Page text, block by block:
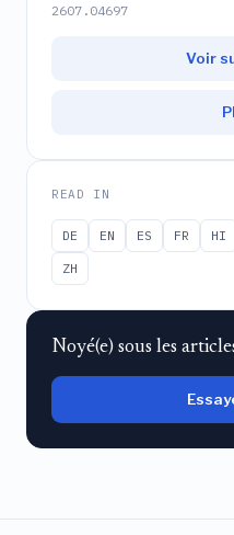
2607.04697
Voir
READ IN
DE EN ES FR HI
ZH
Noyé(e) sous les